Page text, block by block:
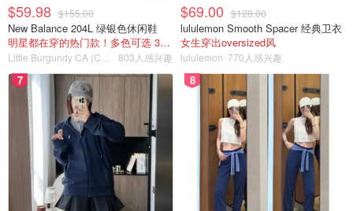
$59.98 $155.00
New Balance 204L 绿银色休闲鞋
明星都在穿的热门款！多色可选 3.8折
803人感兴趣
$69.00 $128.00
lululemon Smooth Spacer 经典卫衣
女生穿出oversized风
lululemon 770人感兴趣
7 8